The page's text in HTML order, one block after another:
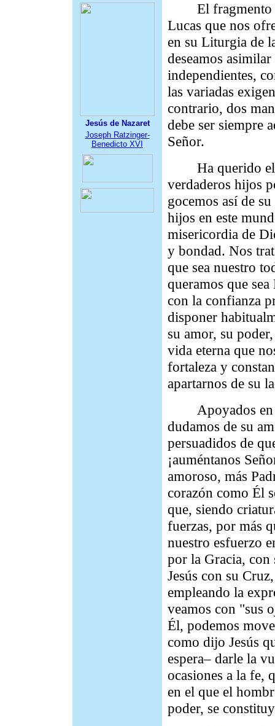
Jesús de Nazaret
Joseph Ratzinger-
Benedicto XVI
El fragmento
Lucas que nos
en su Liturgia de
deseamos
independientes,
las variadas
contrario, dos
debe ser siempre
Señor.
Ha querido el
verdaderos hijos
gocemos así de
hijos en este
misericordia de
y bondad. Nos
que sea nuestro
queramos que
con la confianza
disponer
su amor, su
vida eterna que
fortaleza y
apartarnos de su
Apoyados en
dudamos de su
persuadidos de
¡auméntanos
amoroso, más
corazón como Él
que, siendo
fuerzas, por más
nuestro esfuerzo
por la Gracia, con
Jesús con su
empleando la
veamos con "sus
Él, podemos
como dijo Jesús
espera– darle la
ocasiones a la fe,
en el que el
poder, se